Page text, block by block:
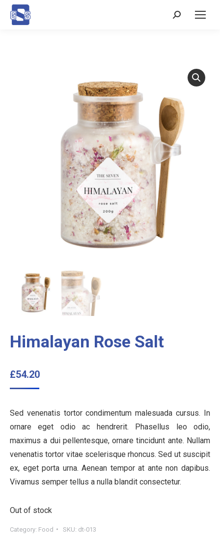
Search:
Himalayan Rose Salt
£54.20
Sed venenatis tortor condimentum malesuada cursus. In
ornare eget odio ac hendrerit. Phasellus leo odio,
maximus a dui pellentesque, ornare tincidunt ante. Nullam
venenatis tortor vitae scelerisque rhoncus. Sed ut suscipit
ex, eget porta urna. Aenean tempor at ante non dapibus.
Vivamus semper tellus a nulla blandit consectetur.
Out of stock
Category: Food SKU: dt-013